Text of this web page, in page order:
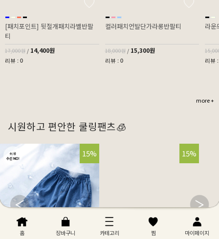
[패치포인트] 뒷절개패치라벨반팔
티
17,000원 / 14,400원
리뷰 : 0
컬러패치언발단가라롱반팔티
18,000원 / 15,300원
리뷰 : 0
라운
리뷰
more +
시원하고 편안한 쿨링팬츠🧊
32%
15% 32%
15%
홈 장바구니 카테고리 찜 마이페이지